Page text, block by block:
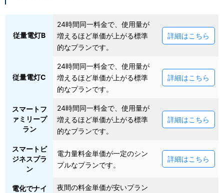
従量電灯B
24時間同一料金で、使用量が
増えるほど単価が上がる標準
的なプランです。
詳細はこちら
従量電灯C
24時間同一料金で、使用量が
増えるほど単価が上がる標準
的なプランです。
詳細はこちら
スマートフ
ァミリープ
ラン
24時間同一料金で、使用量が
増えるほど単価が上がる標準
的なプランです。
詳細はこちら
スマートビ
ジネスプラ
ン
電力量料金単価が一定のシン
プルなプランです。
詳細はこちら
電化でナイ
夜間の料金単価が安いプラン